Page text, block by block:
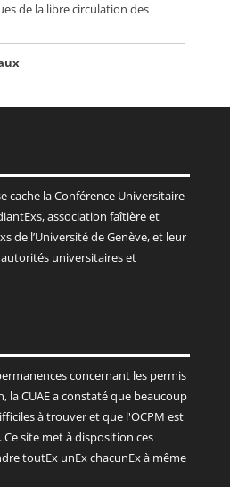
de la libre circulation des
cache la Conférence Universitaire
association faîtière et
de l’Université de Genève, et leur
universitaires et
concernant les permis
la CUAE a constaté que beaucoup
à trouver et que l'OCPM est
site met à disposition ces
toutEx unEx chacunEx à même